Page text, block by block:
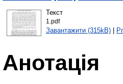
Текст
1.pdf
Завантажити (315kB)|
Анотація